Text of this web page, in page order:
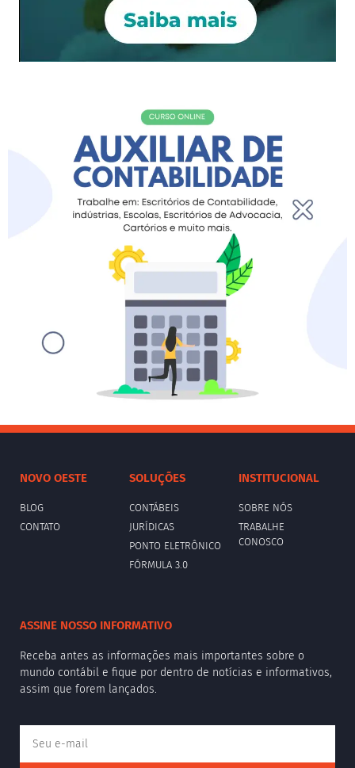
NOVO OESTE
BLOG
CONTATO
SOLUÇÕES
CONTÁBEIS
JURÍDICAS
PONTO ELETRÔNICO
FÓRMULA 3.0
INSTITUCIONAL
SOBRE NÓS
TRABALHE
CONOSCO
ASSINE NOSSO INFORMATIVO
Receba antes as informações mais importantes sobre o
mundo contábil e fique por dentro de notícias e informativos,
assim que forem lançados.